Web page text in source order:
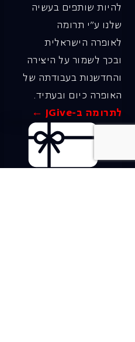
להיות שותפים בעשיה
שלנו ע"י תרומה
לאופרה הישראלית
ובכך לשמור על היצירה
והחדשנות בעבודתה של
האופרה כיום ובעתיד.
לתרומה ב-JGive ←